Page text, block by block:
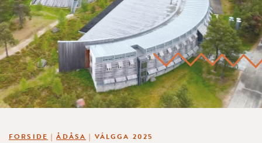
FORSIDE |ÅDÅSA | VÁLGGA 2025